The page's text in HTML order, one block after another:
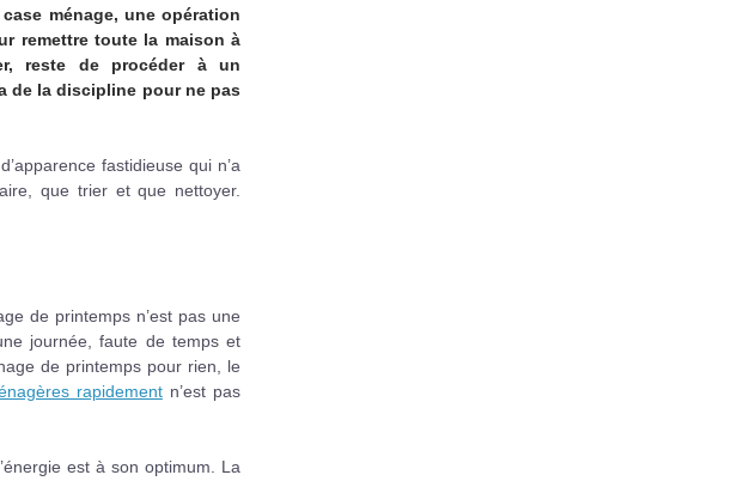
ménage, une opération
remettre toute la maison à
reste de procéder à un
de la discipline pour ne pas
fastidieuse qui n’a
que trier et que nettoyer.
de printemps n’est pas une
journée, faute de temps et
de printemps pour rien, le
rapidementn’est pas
est à son optimum. La